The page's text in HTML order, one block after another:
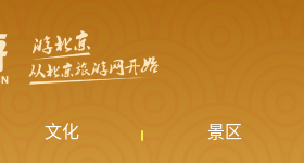
文化 景区